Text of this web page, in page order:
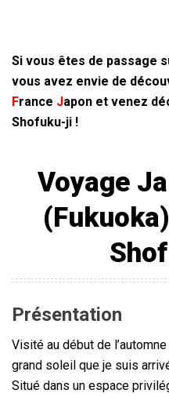
Si vous êtes de passage
vous avez envie de
France Japon et venez
Shofuku-ji !
Voyage
Présentation
Visité au début de
grand soleil que je suis
Situé dans un espace